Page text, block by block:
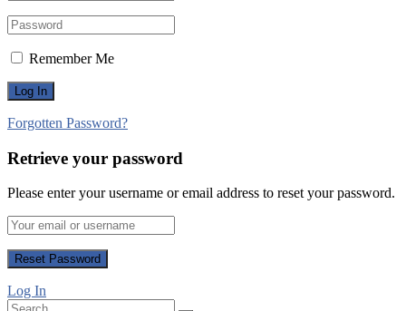
Remember Me
Forgotten Password?
Retrieve your password
Please enter your username or email address to reset your password.
Log In